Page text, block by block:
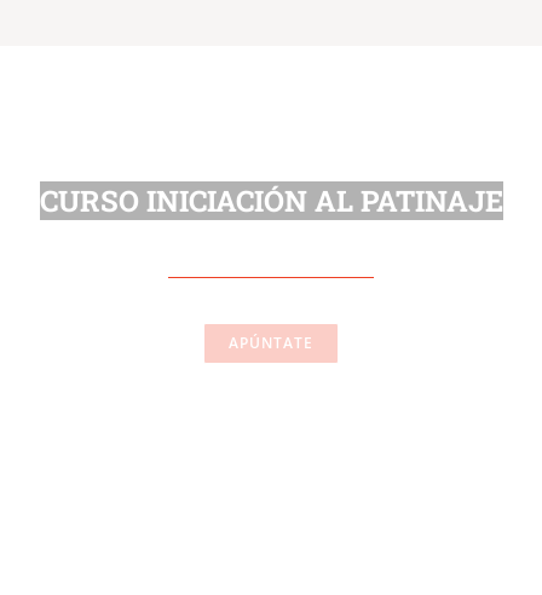
CURSO INICIACIÓN AL PATINAJE
APÚNTATE